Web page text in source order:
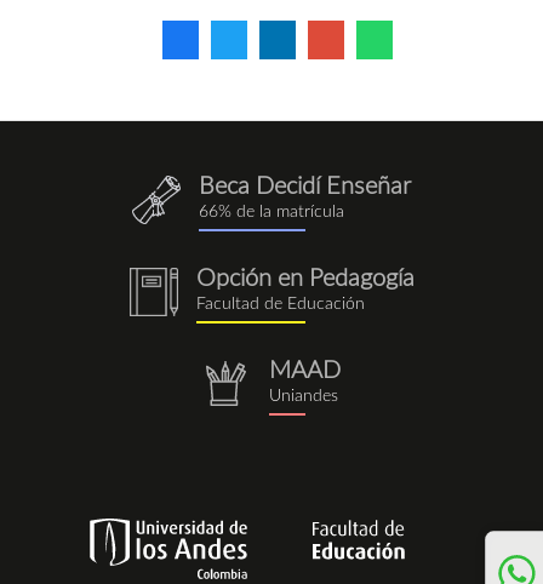
QuieroEnseñar.png
Beca Decidí Enseñar
66% de la matrícula
notebook
(1).png
Opción en Pedagogía
Facultad de Educación
repositorio.png
MAAD
Uniandes